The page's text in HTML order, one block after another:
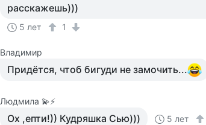
расскажешь)))
5 лет 1
Владимир
Придётся, чтоб бигуди не замочить...
Людмила 💫⚡
Ох ,епти!)) Кудряшка Сью))) 5 лет